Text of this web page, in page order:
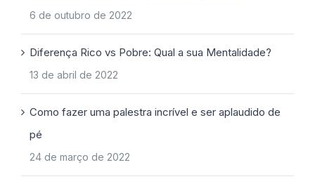
6 de outubro de 2022
Diferença Rico vs Pobre: Qual a sua Mentalidade?
13 de abril de 2022
Como fazer uma palestra incrível e ser aplaudido de
pé
24 de março de 2022